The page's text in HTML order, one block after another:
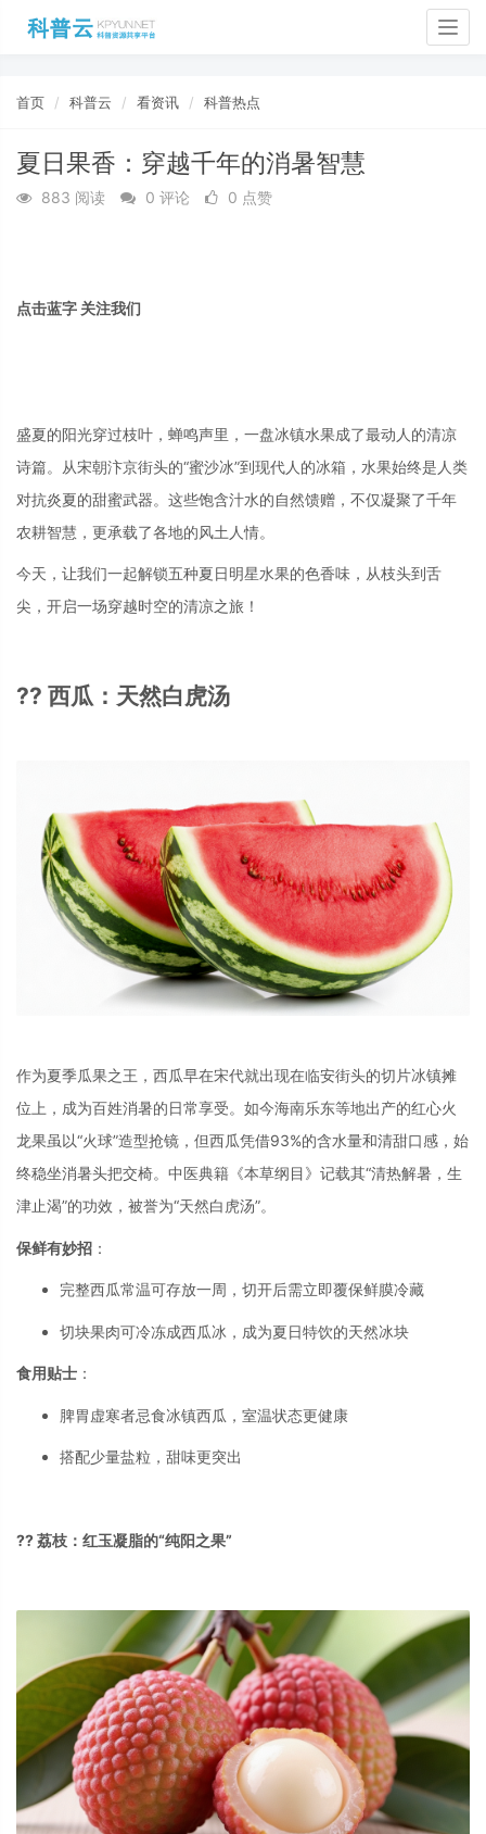
首页 科普云 看资讯 科普热点
夏日果香：穿越千年的消暑智慧
883 阅读 0 评论 0 点赞
点击蓝字 关注我们
盛夏的阳光穿过枝叶，蝉鸣声里，一盘冰镇水果成了最动人的清凉
诗篇。从宋朝汴京街头的“蜜沙冰”到现代人的冰箱，水果始终是人类
对抗炎夏的甜蜜武器。这些饱含汁水的自然馈赠，不仅凝聚了千年
农耕智慧，更承载了各地的风土人情。
今天，让我们一起解锁五种夏日明星水果的色香味，从枝头到舌
尖，开启一场穿越时空的清凉之旅！
?? 西瓜：天然白虎汤
作为夏季瓜果之王，西瓜早在宋代就出现在临安街头的切片冰镇摊
位上，成为百姓消暑的日常享受。如今海南乐东等地出产的红心火
龙果虽以“火球”造型抢镜，但西瓜凭借93%的含水量和清甜口感，始
终稳坐消暑头把交椅。中医典籍《本草纲目》记载其“清热解暑，生
津止渴”的功效，被誉为“天然白虎汤”。
保鲜有妙招 ：
完整西瓜常温可存放一周，切开后需立即覆保鲜膜冷藏
切块果肉可冷冻成西瓜冰，成为夏日特饮的天然冰块
食用贴士 ：
脾胃虚寒者忌食冰镇西瓜，室温状态更健康
搭配少量盐粒，甜味更突出
?? 荔枝：红玉凝脂的“纯阳之果”